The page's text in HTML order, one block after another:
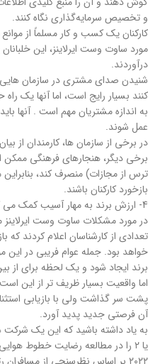
و تخصیص سرمایه‌گذاری نگاه کنند.
کارکنان یک کسب و کار مسلماً از
مورد ساوت وست ایرلاینز، این
درآوردند.
شنیدن صدای مشتری در سازمان
کنند بسیار رایج است، اما آنها یک
به اندازه مشتریان مهم است . آنها
عمل شوند.
در برخی از سازمان ها، کارمندان از
برخی دیگر، هنجارهای فرهنگی ممکن
ترس از مجازات) منصرف کند،
بازخورد کارکنان باشند.
4- ارزش برند به مهار آسیب کمک می کند.
در مورد مشکلات ساوت وست
تعدادی از کارشناسان اعلام کردند
خواهد بود. جمله عوام فریبی در
برند ایجاد شود و یک لحظه برای از
اما واقعیت بسیار ظریف تر از این
پشت سر گذاشت ولی با بازیابی
آن فرصتی جدید پدید آورد.
یا ۲ را در مطالعه رضایت خطوط